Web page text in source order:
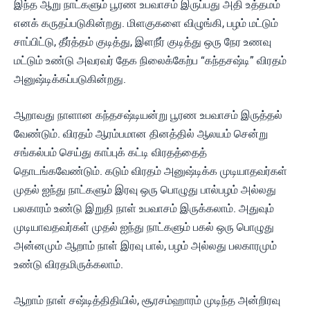
இந்த ஆறு நாட்களும் பூரண உபவாசம் இருப்பது அதி உத்தமம்
எனக் கருதப்படுகின்றது. மிளகுகளை விழுங்கி, பழம் மட்டும்
சாப்பிட்டு, தீர்த்தம் குடித்து, இளநீர் குடித்து ஒரு நேர உணவு
மட்டும் உண்டு அவரவர் தேக நிலைக்கேற்ப “கந்தசஷ்டி” விரதம்
அனுஷ்டிக்கப்படுகின்றது.
ஆறாவது நாளான கந்தசஷ்டியன்று பூரண உபவாசம் இருத்தல்
வேண்டும். விரதம் ஆரம்பமான தினத்தில் ஆலயம் சென்று
சங்கல்பம் செய்து காப்புக் கட்டி விரதத்தைத்
தொடங்கவேண்டும். கடும் விரதம் அனுஷ்டிக்க முடியாதவர்கள்
முதல் ஐந்து நாட்களும் இரவு ஒரு பொழுது பால்பழம் அல்லது
பலகாரம் உண்டு இறுதி நாள் உபவாசம் இருக்கலாம். அதுவும்
முடியாவதவர்கள் முதல் ஐந்து நாட்களும் பகல் ஒரு பொழுது
அன்னமும் ஆறாம் நாள் இரவு பால், பழம் அல்லது பலகாரமும்
உண்டு விரதமிருக்கலாம்.
ஆறாம் நாள் சஷ்டித்திதியில், சூரசம்ஹாரம் முடிந்த அன்றிரவு